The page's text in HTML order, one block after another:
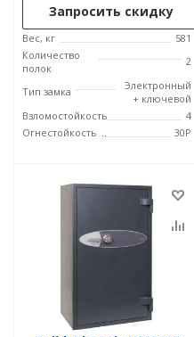
Запросить скидку
Вес, кг
581
Количество
полок
2
Тип замка
Электронный
+ ключевой
Взломостойкость
4
Огнестойкость
30P